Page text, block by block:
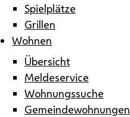
Spielplätze
Grillen
Wohnen
Übersicht
Meldeservice
Wohnungssuche
Gemeindewohnungen